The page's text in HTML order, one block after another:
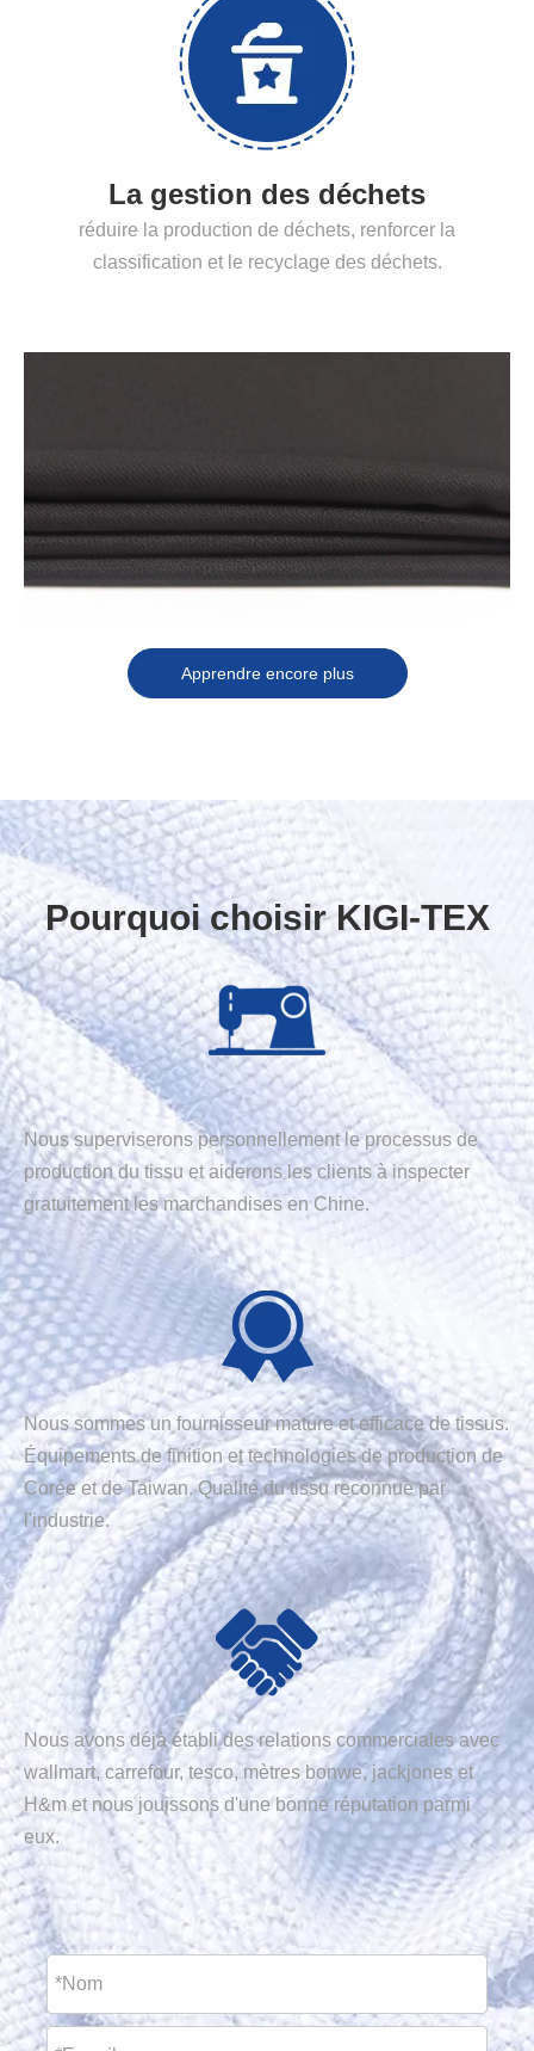
La gestion des déchets
réduire la production de déchets, renforcer la
classification et le recyclage des déchets.
Apprendre encore plus
Pourquoi choisir KIGI-TEX
Nous superviserons personnellement le processus de
production du tissu et aiderons les clients à inspecter
gratuitement les marchandises en Chine.
Nous sommes un fournisseur mature et efficace de tissus.
Équipements de finition et technologies de production de
Corée et de Taiwan. Qualité du tissu reconnue par
l'industrie.
Nous avons déjà établi des relations commerciales avec
wallmart, carrefour, tesco, mètres bonwe, jackjones et
H&m et nous jouissons d'une bonne réputation parmi
eux.